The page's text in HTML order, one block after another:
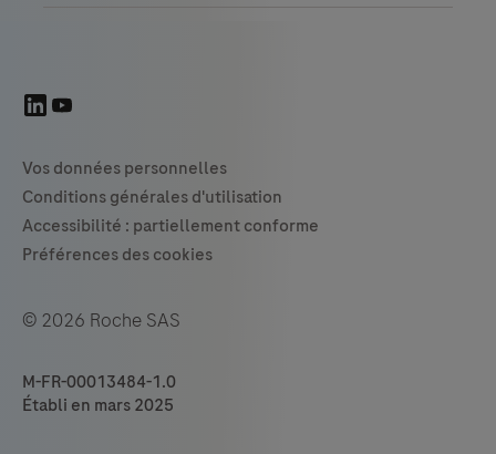
© 2026 Roche SAS
M-FR-00013484-1.0
Établi en mars 2025